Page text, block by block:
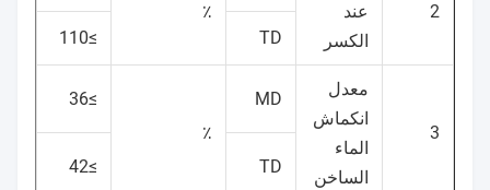
2
عند
الكسر
٪
TD
≥110
3
معدل
انكماش
الماء
الساخن
MD
٪
≥36
TD
≥42